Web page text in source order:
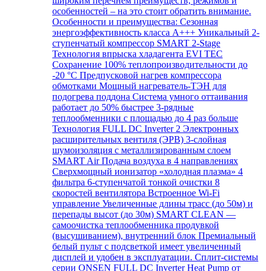
особенностей – на это стоит обратить внимание.
Особенности и преимущества: Сезонная
энергоэффективность класса А+++ Уникальный 2-
ступенчатый компрессор SMART 2-Stage
Технология впрыска хладагента EVI TEC
Сохранение 100% теплопроизводительности до
-20 °C Предпусковой нагрев компрессора
обмотками Мощный нагреватель-ТЭН для
подогрева поддона Система умного оттаивания
работает до 50% быстрее 3-рядные
теплообменники с площадью до 4 раз больше
Технология FULL DC Inverter 2 Электронных
расширительных вентиля (ЭРВ) 3-слойная
шумоизоляция с металлизированным слоем
SMART Air Подача воздуха в 4 направлениях
Сверхмощный ионизатор «холодная плазма» 4
фильтра 6-ступенчатой тонкой очистки 8
скоростей вентилятора Встроенное Wi-Fi
управление Увеличенные длины трасс (до 50м) и
перепады высот (до 30м) SMART CLEAN —
самоочистка теплообменника продувкой
(высушиванием), внутренний блок Премиальный
белый пульт с подсветкой имеет увеличенный
дисплей и удобен в эксплуатации. Сплит-системы
серии ONSEN FULL DC Inverter Heat Pump от